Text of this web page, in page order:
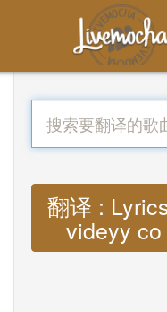
翻译 :
videyy